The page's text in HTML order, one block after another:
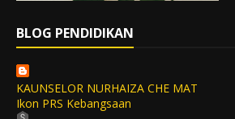
BLOG PENDIDIKAN
KAUNSELOR NURHAIZA CHE MAT
Ikon PRS Kebangsaan